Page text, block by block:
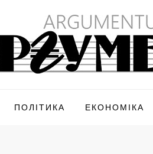
ПОЛІТИКА ЕКОНОМІКА